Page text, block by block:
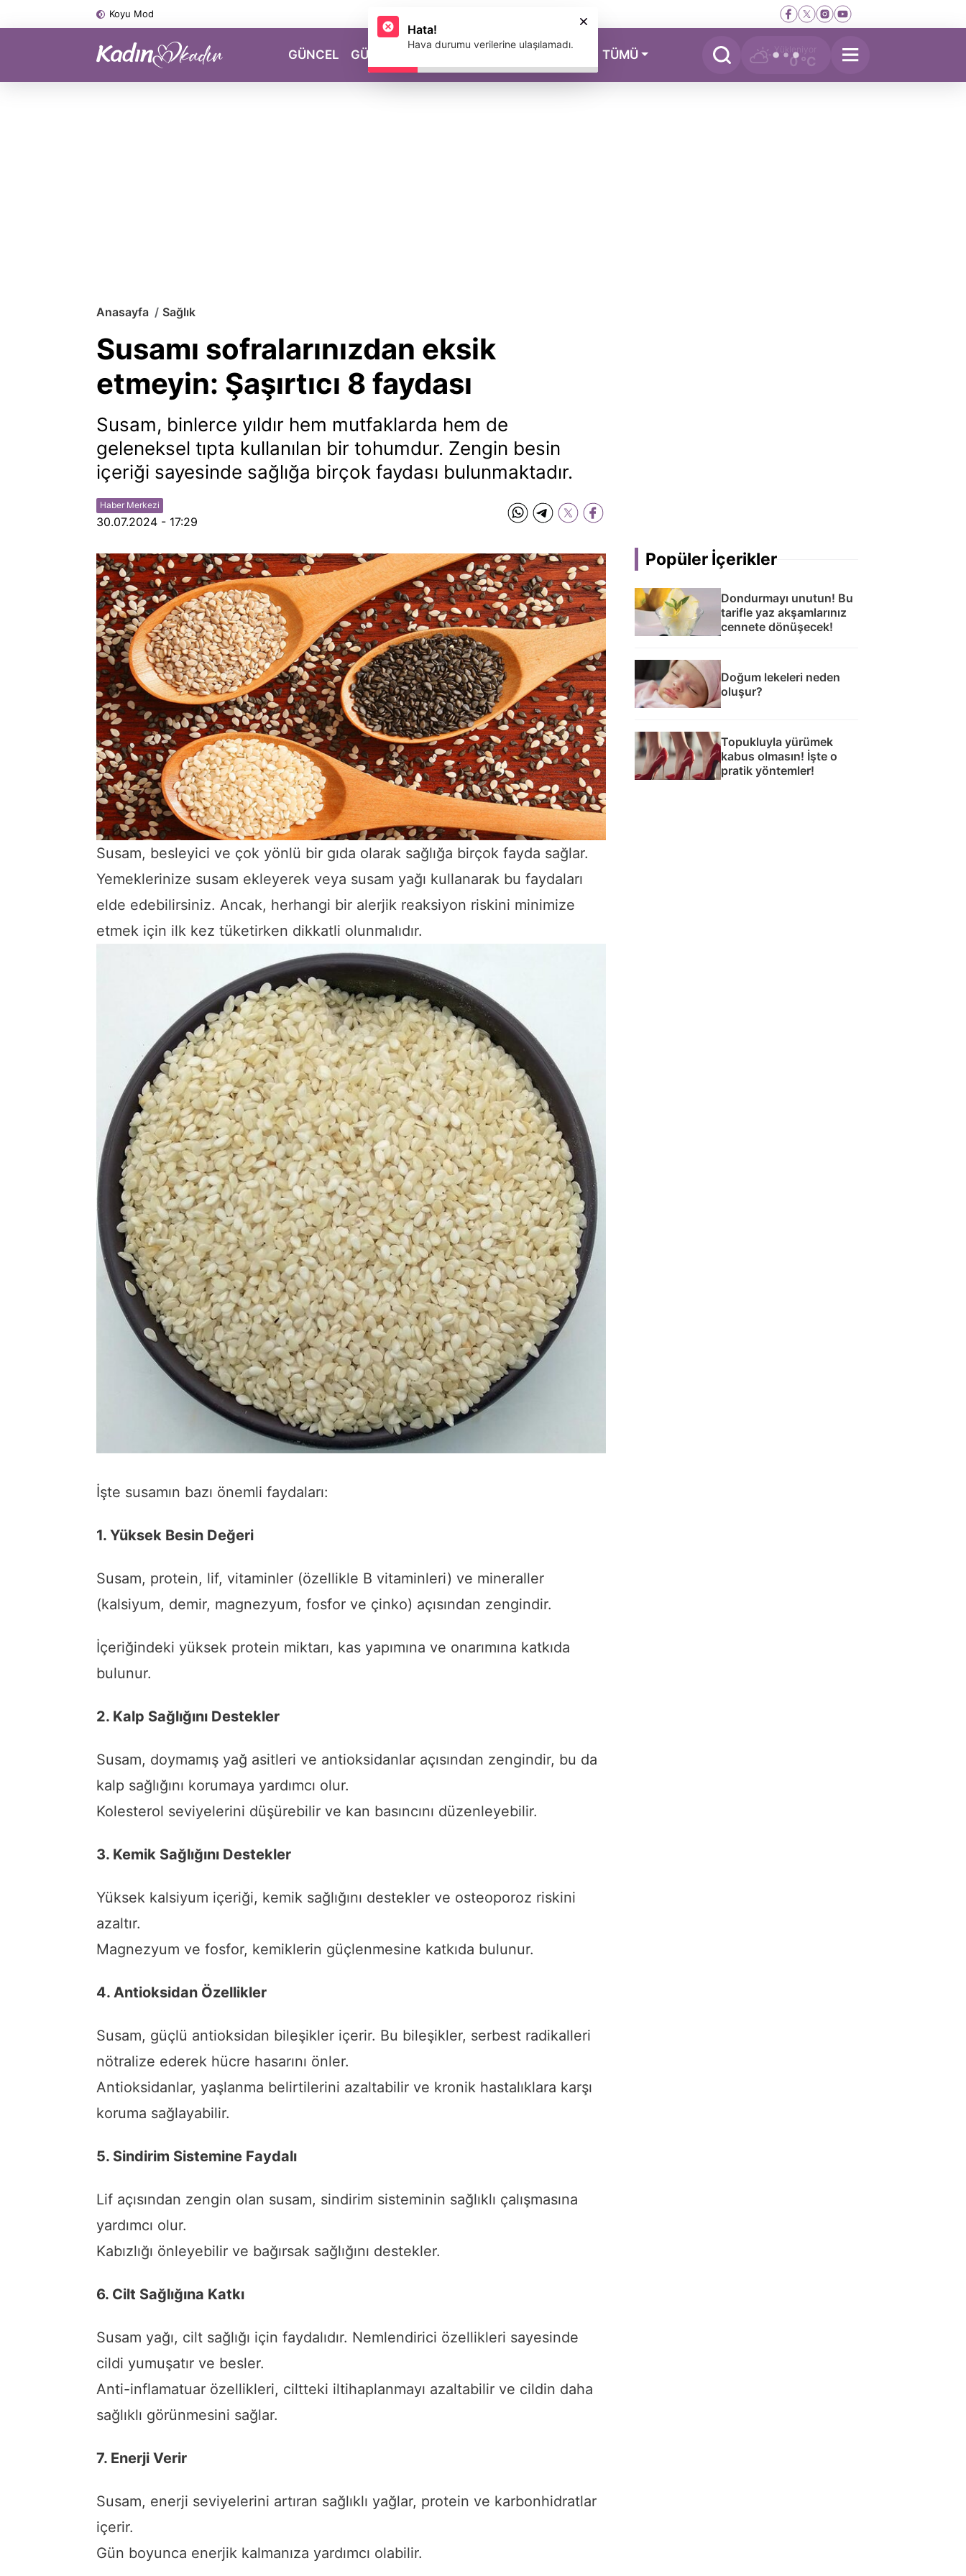
Koyu Mod
GÜNCEL GÜZELLİK MAGAZİN TÜMÜ Yükleniyor
0 °C
Anasayfa Sağlık
Susamı sofralarınızdan eksik
etmeyin: Şaşırtıcı 8 faydası
Susam, binlerce yıldır hem mutfaklarda hem de
geleneksel tıpta kullanılan bir tohumdur. Zengin besin
içeriği sayesinde sağlığa birçok faydası bulunmaktadır.
Haber Merkezi
30.07.2024 - 17:29
Susam, besleyici ve çok yönlü bir gıda olarak sağlığa birçok fayda sağlar.
Yemeklerinize susam ekleyerek veya susam yağı kullanarak bu faydaları
elde edebilirsiniz. Ancak, herhangi bir alerjik reaksiyon riskini minimize
etmek için ilk kez tüketirken dikkatli olunmalıdır.
İşte susamın bazı önemli faydaları:
1. Yüksek Besin Değeri
Susam, protein, lif, vitaminler (özellikle B vitaminleri) ve mineraller
(kalsiyum, demir, magnezyum, fosfor ve çinko) açısından zengindir.
İçeriğindeki yüksek protein miktarı, kas yapımına ve onarımına katkıda
bulunur.
2. Kalp Sağlığını Destekler
Susam, doymamış yağ asitleri ve antioksidanlar açısından zengindir, bu da
kalp sağlığını korumaya yardımcı olur.
Kolesterol seviyelerini düşürebilir ve kan basıncını düzenleyebilir.
3. Kemik Sağlığını Destekler
Yüksek kalsiyum içeriği, kemik sağlığını destekler ve osteoporoz riskini
azaltır.
Magnezyum ve fosfor, kemiklerin güçlenmesine katkıda bulunur.
4. Antioksidan Özellikler
Susam, güçlü antioksidan bileşikler içerir. Bu bileşikler, serbest radikalleri
nötralize ederek hücre hasarını önler.
Antioksidanlar, yaşlanma belirtilerini azaltabilir ve kronik hastalıklara karşı
koruma sağlayabilir.
5. Sindirim Sistemine Faydalı
Lif açısından zengin olan susam, sindirim sisteminin sağlıklı çalışmasına
yardımcı olur.
Kabızlığı önleyebilir ve bağırsak sağlığını destekler.
6. Cilt Sağlığına Katkı
Susam yağı, cilt sağlığı için faydalıdır. Nemlendirici özellikleri sayesinde
cildi yumuşatır ve besler.
Anti-inflamatuar özellikleri, ciltteki iltihaplanmayı azaltabilir ve cildin daha
sağlıklı görünmesini sağlar.
7. Enerji Verir
Susam, enerji seviyelerini artıran sağlıklı yağlar, protein ve karbonhidratlar
içerir.
Gün boyunca enerjik kalmanıza yardımcı olabilir.
Popüler İçerikler
Dondurmayı unutun! Bu
tarifle yaz akşamlarınız
cennete dönüşecek!
Doğum lekeleri neden
oluşur?
Topukluyla yürümek
kabus olmasın! İşte o
pratik yöntemler!
Hata!
Hava durumu verilerine ulaşılamadı.